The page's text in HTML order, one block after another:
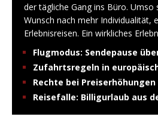
der tägliche Gang ins Büro.
Wunsch nach mehr Individualität,
Erlebnisreisen. Ein wirkliches
Flugmodus: Sendepause
Zufahrtsregeln in
Rechte bei
Reisefalle: Billigurlaub aus